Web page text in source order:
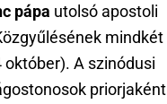
pápa utolsó apostoli
mindkét
A szinódusi
priorjaként